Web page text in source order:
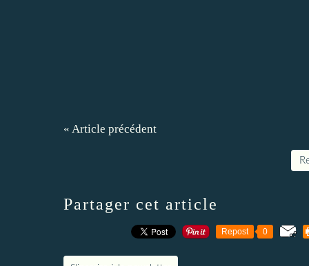
« Article précédent
Partager cet article
Repost 0